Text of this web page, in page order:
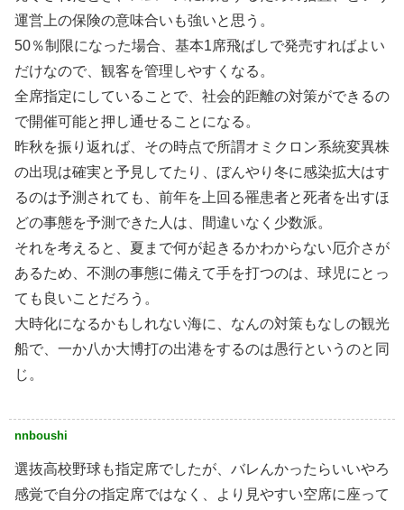
運営上の保険の意味合いも強いと思う。
50％制限になった場合、基本1席飛ばしで発売すればよい
だけなので、観客を管理しやすくなる。
全席指定にしていることで、社会的距離の対策ができるの
で開催可能と押し通せることになる。
昨秋を振り返れば、その時点で所謂オミクロン系統変異株
の出現は確実と予見してたり、ぼんやり冬に感染拡大はす
るのは予測されても、前年を上回る罹患者と死者を出すほ
どの事態を予測できた人は、間違いなく少数派。
それを考えると、夏まで何が起きるかわからない厄介さが
あるため、不測の事態に備えて手を打つのは、球児にとっ
ても良いことだろう。
大時化になるかもしれない海に、なんの対策もなしの観光
船で、一か八か大博打の出港をするのは愚行というのと同
じ。
nnboushi
選抜高校野球も指定席でしたが、バレんかったらいいやろ
感覚で自分の指定席ではなく、より見やすい空席に座って